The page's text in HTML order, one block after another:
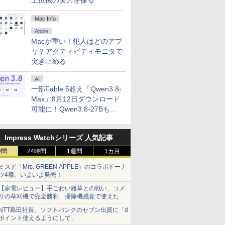
Mac Info
Apple
Macが重い！犯人はどのアプ
リ？アクティビティモニタで
突き止める
AI
一部Fable 5超え「Qwen3.8-
Max」8月12日ダウンロード
可能に！Qwen3.8-27Bも順
Impress Watchシリーズ 人気記事
24時間 1週間 1カ月
スド「Mrs. GREEN APPLE」のコラボドーナ
4種、いよいよ発売！
家電レビュー】手ごわい雑草との戦い、コメ
の草刈機で完全勝利 掃除機感覚で使えた
島田社長、ソフトバンクのセブン出資に「d
イント使えるようにして」